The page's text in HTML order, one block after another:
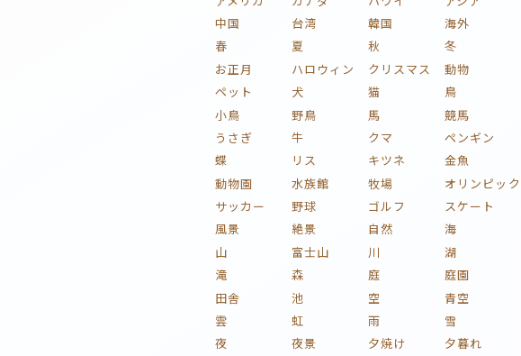
中国
台湾 韓国
海外
春
夏 秋
冬
お正月
ハロウィン クリスマス
動物
ペット
犬 猫
鳥
小鳥
野鳥 馬
競馬
うさぎ
牛 クマ
ペンギン
蝶
リス キツネ
金魚
動物園
水族館 牧場
オリンピック
サッカー
野球 ゴルフ
スケート
風景
絶景 自然
海
山
富士山 川
湖
滝
森 庭
庭園
田舎
池 空
青空
雲
虹 雨
雪
夜
夜景 夕焼け
夕暮れ